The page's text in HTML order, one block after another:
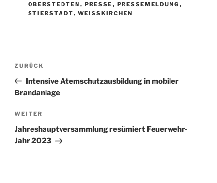
OBERSTEDTEN , PRESSE , PRESSEMELDUNG ,
STIERSTADT, WEISSKIRCHEN
Beitragsnavigation
Vorheriger
Beitrag
ZURÜCK
Intensive Atemschutzausbildung in mobiler
Brandanlage
Nächster
Beitrag
WEITER
Jahreshauptversammlung resümiert Feuerwehr-
Jahr 2023